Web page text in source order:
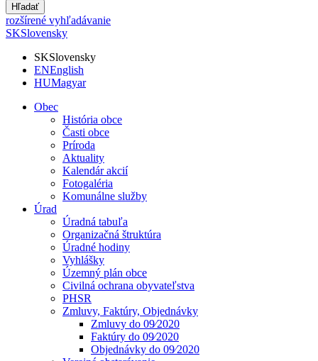
Hľadať
rozšírené vyhľadávanie
SKSlovensky
SKSlovensky
ENEnglish
HUMagyar
Obec
História obce
Časti obce
Príroda
Aktuality
Kalendár akcií
Fotogaléria
Komunálne služby
Úrad
Úradná tabuľa
Organizačná štruktúra
Úradné hodiny
Vyhlášky
Územný plán obce
Civilná ochrana obyvateľstva
PHSR
Zmluvy, Faktúry, Objednávky
Zmluvy do 09⁄2020
Faktúry do 09⁄2020
Objednávky do 09⁄2020